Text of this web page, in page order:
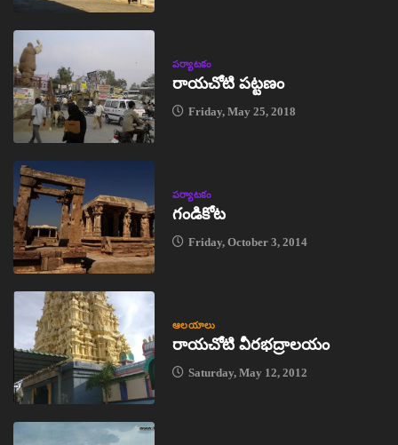
పర్యాటకం
రాయచోటి పట్టణం
Friday, May 25, 2018
పర్యాటకం
గండికోట
Friday, October 3, 2014
ఆలయాలు
రాయచోటి వీరభద్రాలయం
Saturday, May 12, 2012